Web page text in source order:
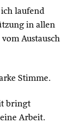
laufend
in allen
Austausch
Stimme.
bringt
Arbeit.